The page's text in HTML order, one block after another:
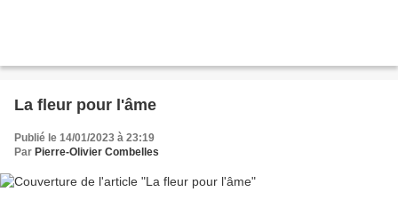
La fleur pour l'âme
Publié le 14/01/2023 à 23:19
Par Pierre-Olivier Combelles